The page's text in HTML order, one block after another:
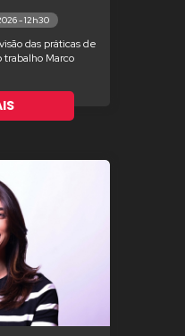
- 12h30
das práticas de
Marco